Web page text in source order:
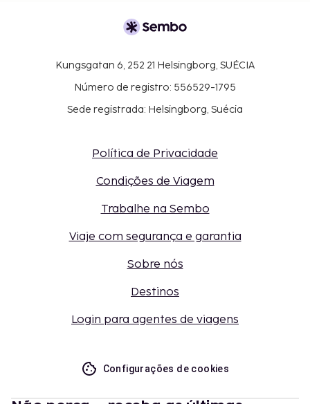
Kungsgatan 6, 252 21 Helsingborg, SUÉCIA
Número de registro: 556529-1795
Sede registrada: Helsingborg, Suécia
Política de Privacidade
Condições de Viagem
Trabalhe na Sembo
Viaje com segurança e garantia
Sobre nós
Destinos
Login para agentes de viagens
Configurações de cookies